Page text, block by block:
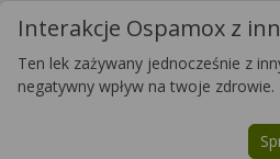
Interakcje Ospamox z
Ten lek zażywany jednocześnie z
negatywny wpływ na twoje zdrowie.